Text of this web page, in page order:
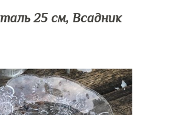
25 см, Всадник